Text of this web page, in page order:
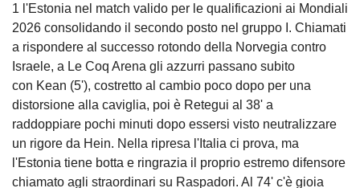
1 l'Estonia nel match valido per le qualificazioni ai Mondiali
2026 consolidando il secondo posto nel gruppo I. Chiamati
a rispondere al successo rotondo della Norvegia contro
Israele, a Le Coq Arena gli azzurri passano subito
con Kean (5'), costretto al cambio poco dopo per una
distorsione alla caviglia, poi è Retegui al 38' a
raddoppiare pochi minuti dopo essersi visto neutralizzare
un rigore da Hein. Nella ripresa l'Italia ci prova, ma
l'Estonia tiene botta e ringrazia il proprio estremo difensore
chiamato agli straordinari su Raspadori. Al 74' c'è gioia